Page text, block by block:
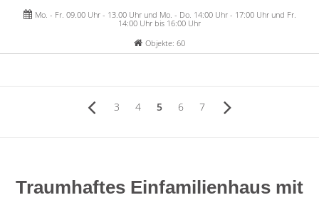
Mo. - Fr. 09.00 Uhr - 13.00 Uhr und Mo. - Do. 14:00 Uhr - 17:00 Uhr und Fr.
14:00 Uhr bis 16:00 Uhr
Objekte: 60
3 4 5 6 7
Traumhaftes Einfamilienhaus mit